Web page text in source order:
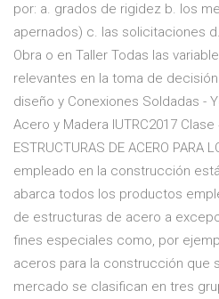
por: a. grados de rigidez b. los
apernados) c. las solicitaciones
Obra o en Taller Todas las
relevantes en la toma de
diseño y Conexiones Soldadas -
Acero y Madera IUTRC2017
ESTRUCTURAS DE ACERO PARA
empleado en la construcción
abarca todos los productos
de estructuras de acero a
fines especiales como, por
aceros para la construcción que
mercado se clasifican en tres